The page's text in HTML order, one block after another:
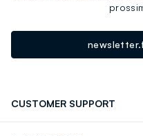
CUSTOMER SUPPORT